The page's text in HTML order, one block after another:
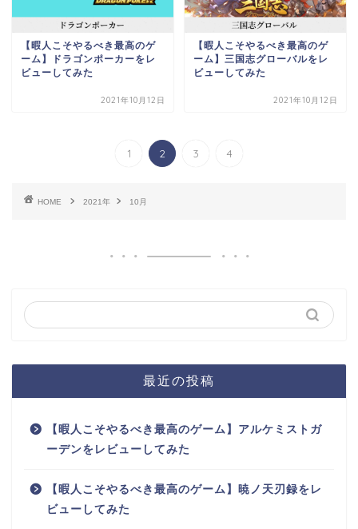
【暇人こそやるべき最高のゲ
ーム】ドラゴンポーカーをレ
ビューしてみた
2021年10月12日
【暇人こそやるべき最高のゲ
ーム】三国志グローバルをレ
ビューしてみた
2021年10月12日
1 2 3 4
HOME 2021年 10月
最近の投稿
【暇人こそやるべき最高のゲーム】アルケミストガ
ーデンをレビューしてみた
【暇人こそやるべき最高のゲーム】暁ノ天刃録をレ
ビューしてみた